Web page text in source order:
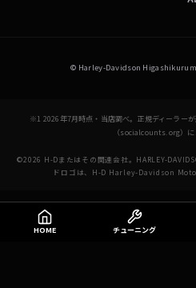
© Harley-Davidson
※1 2026年7月時点・当店調べ。正規ディーラー
（socialcounts.org）に
©2026 H-Dまたはその関連会社。HARLEY-
ドロゴは、H-D Harley-Davidson
HOME チューニング